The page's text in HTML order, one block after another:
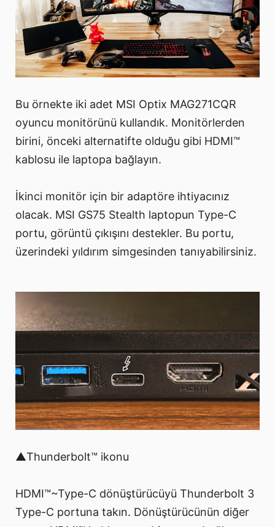
Bu örnekte iki adet MSI Optix MAG271CQR
oyuncu monitörünü kullandık. Monitörlerden
birini, önceki alternatifte olduğu gibi HDMI™
kablosu ile laptopa bağlayın.
İkinci monitör için bir adaptöre ihtiyacınız
olacak. MSI GS75 Stealth laptopun Type-C
portu, görüntü çıkışını destekler. Bu portu,
üzerindeki yıldırım simgesinden tanıyabilirsiniz.
▲Thunderbolt™ ikonu
HDMI™~Type-C dönüştürücüyü Thunderbolt 3
Type-C portuna takın. Dönüştürücünün diğer